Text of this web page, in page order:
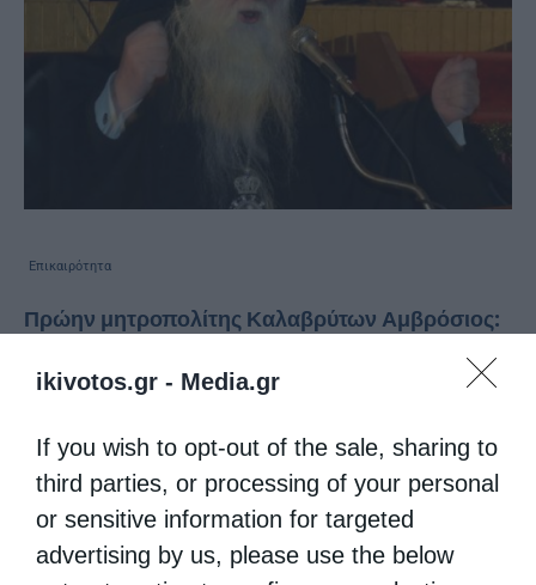
ikivotos.gr - Media.gr
If you wish to opt-out of the sale, sharing to
third parties, or processing of your personal
or sensitive information for targeted
advertising by us, please use the below
Επικαιρότητα
Πρώην μητροπολίτης Καλαβρύτων Αμβρόσιος:
ΑΠΑΝΤΑΜΕ ΣΤΟΝ ΚΑΘΗΓΗΤΗ κ. ΔΕΡΜΙΤΖΑΚΗ
απόchristina 17 Σεπτεμβρίου 2020
ΑΝΟΙΚΤΗ ΕΠΙΣΤΟΛΗ ‘Ελλογιμώτατον
Κύριον κ. Μανώλην Δερμιτζάκην Καθηγητήν
Γενετικής του Πανεπιστημίου Γενεύης
Ελλογιμώτατε κ. Καθηγητά, Πολλήν